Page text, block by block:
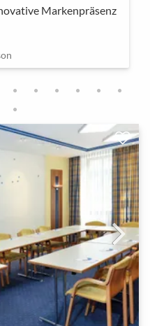
Markenpräsenz
– unser Street Art
kreativem
Möglichkeit,